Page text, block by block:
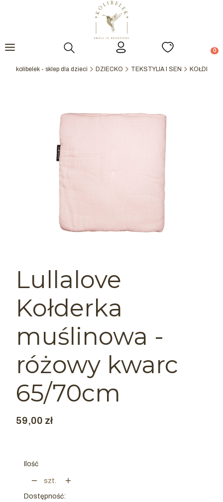
Otwórz wyszukiwarkę
kolibelek - sklep dla dzieci DZIECKO TEKSTYLIA I SEN
Lullalove
Kołderka
muślinowa -
różowy kwarc
65/70cm
Cena
59,00 zł
Ilość
szt.
Dostępność: